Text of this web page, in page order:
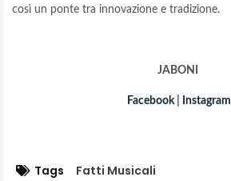
così un ponte tra innovazione e tradizione.
JABONI
Facebook| Instagram
Tags Fatti Musicali